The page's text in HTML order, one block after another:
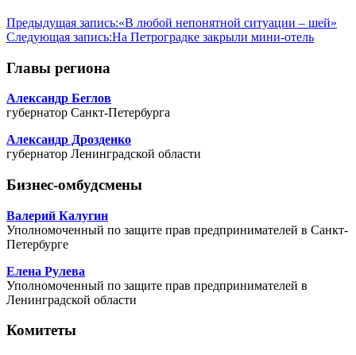
Предыдущая запись:«В любой непонятной ситуации – шей»
Следующая запись:На Петроградке закрыли мини-отель
Главы региона
Александр Беглов
губернатор Санкт-Петербурга
Александр Дрозденко
губернатор Ленинградской области
Бизнес-омбудсмены
Валерий Калугин
Уполномоченный по защите прав предпринимателей в Санкт-
Петербурге
Елена Рулева
Уполномоченный по защите прав предпринимателей в
Ленинградской области
Комитеты